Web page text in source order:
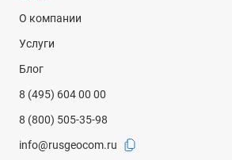
О компании
Услуги
Блог
8 (495) 604 00 00
8 (800) 505-35-98
info@rusgeocom.ru